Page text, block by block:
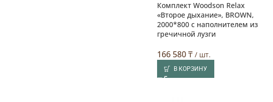
Комплект Woodson Relax
«Второе дыхание», BROWN,
2000*800 с наполнителем из
гречичной лузги
166 580₸/ шт.
В КОРЗИНУ